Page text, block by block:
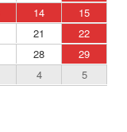
14
15
21
22
28
29
4 5